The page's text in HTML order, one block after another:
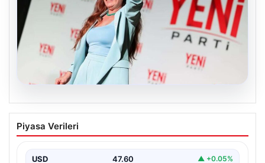
Yeni Parti Manisa İl Başkanı İlksen
Özalper Rüşvet Soruşturması
Manisa'da yürütülen önemli bir rüşvet soruşturmasında
Piyasa Verileri
USD 47.60 ▲ +0.05%